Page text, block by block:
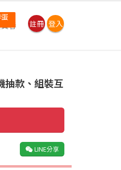
春 註冊 登入
抽款、組裝互
LINE分享